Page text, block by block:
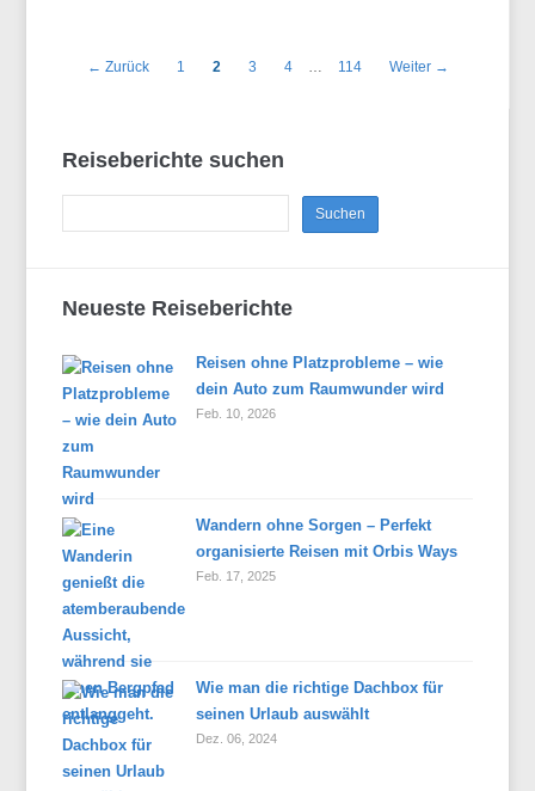
← Zurück 1 2 3 4 … 114 Weiter →
Reiseberichte suchen
Neueste Reiseberichte
Reisen ohne Platzprobleme – wie
dein Auto zum Raumwunder wird
Feb. 10, 2026
Wandern ohne Sorgen – Perfekt
organisierte Reisen mit Orbis Ways
Feb. 17, 2025
Wie man die richtige Dachbox für
seinen Urlaub auswählt
Dez. 06, 2024